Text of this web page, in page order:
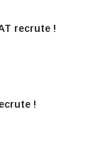
recrute !
!